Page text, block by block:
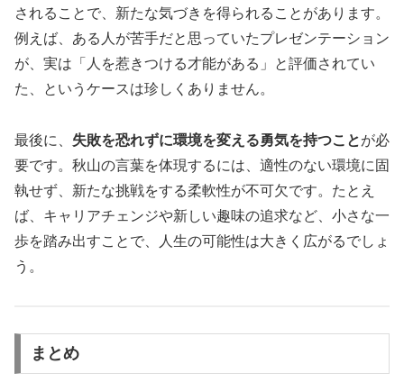
されることで、新たな気づきを得られることがあります。
例えば、ある人が苦手だと思っていたプレゼンテーション
が、実は「人を惹きつける才能がある」と評価されてい
た、というケースは珍しくありません。
最後に、 失敗を恐れずに環境を変える勇気を持つことが必
要です。秋山の言葉を体現するには、適性のない環境に固
執せず、新たな挑戦をする柔軟性が不可欠です。たとえ
ば、キャリアチェンジや新しい趣味の追求など、小さな一
歩を踏み出すことで、人生の可能性は大きく広がるでしょ
う。
まとめ